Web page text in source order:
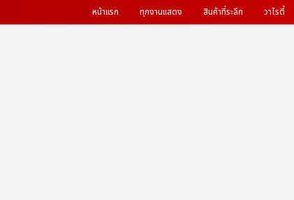
หน้าแรก ทุกงานแสดง สินค้าที่ระลึก วาไรตี้